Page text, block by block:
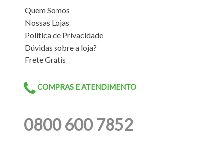
Quem Somos
Nossas Lojas
Politica de Privacidade
Dúvidas sobre a loja?
Frete Grátis
COMPRAS E ATENDIMENTO
0800 600 7852